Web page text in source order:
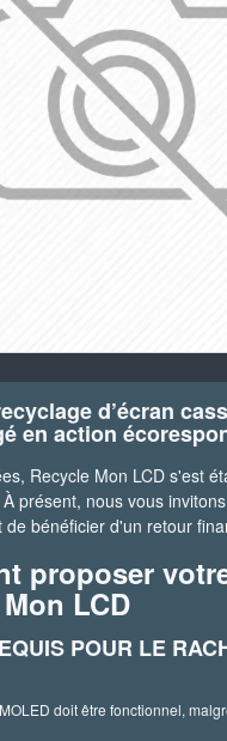
d’écran
en action
Recycle Mon LCD s'est
présent, nous vous
de bénéficier d'un retour
proposer
LCD
POUR LE
doit être fonctionnel,